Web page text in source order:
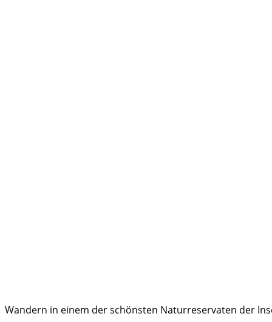
Wandern in einem der schönsten Naturreservaten der